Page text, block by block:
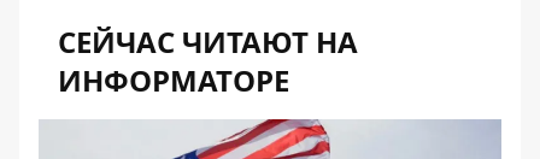
СЕЙЧАС ЧИТАЮТ НА
ИНФОРМАТОРЕ